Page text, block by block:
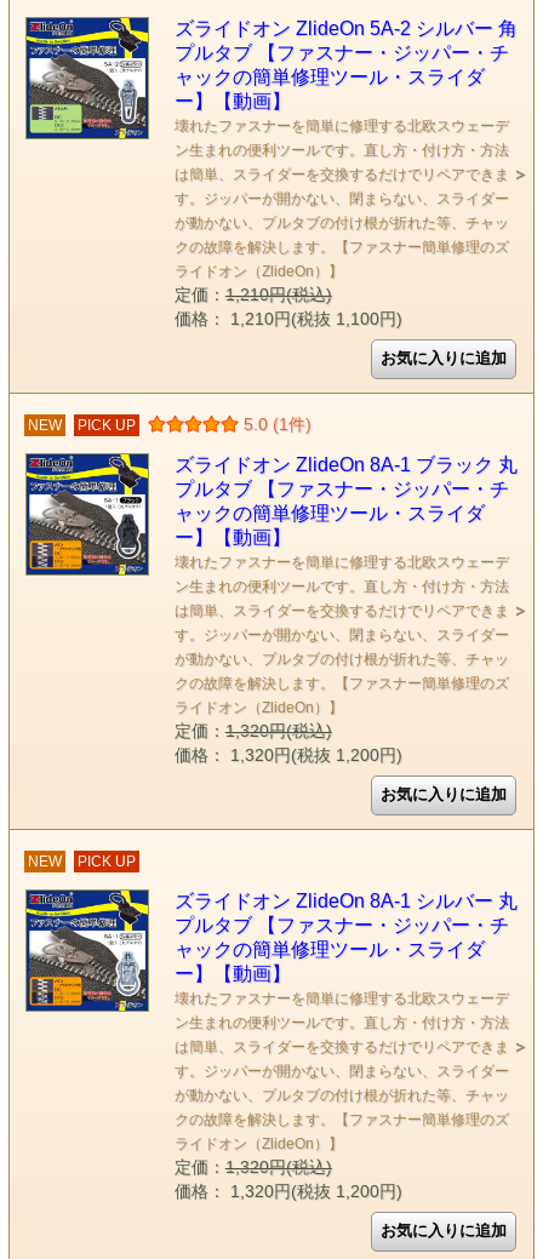
ズライドオン ZlideOn 5A-2 シルバー 角
プルタブ 【ファスナー・ジッパー・チ
ャックの簡単修理ツール・スライダ
ー】【動画】
壊れたファスナーを簡単に修理する北欧スウェーデ
ン生まれの便利ツールです。直し方・付け方・方法
は簡単、スライダーを交換するだけでリペアできま
す。ジッパーが開かない、閉まらない、スライダー
が動かない、プルタブの付け根が折れた等、チャッ
クの故障を解決します。【ファスナー簡単修理のズ
ライドオン（ZlideOn）】
定価：1,210円(税込)
価格： 1,210円(税抜 1,100円)
NEW PICK UP 5.0 (1件)
ズライドオン ZlideOn 8A-1 ブラック 丸
プルタブ 【ファスナー・ジッパー・チ
ャックの簡単修理ツール・スライダ
ー】【動画】
壊れたファスナーを簡単に修理する北欧スウェーデ
ン生まれの便利ツールです。直し方・付け方・方法
は簡単、スライダーを交換するだけでリペアできま
す。ジッパーが開かない、閉まらない、スライダー
が動かない、プルタブの付け根が折れた等、チャッ
クの故障を解決します。【ファスナー簡単修理のズ
ライドオン（ZlideOn）】
定価：1,320円(税込)
価格： 1,320円(税抜 1,200円)
NEW PICK UP
ズライドオン ZlideOn 8A-1 シルバー 丸
プルタブ 【ファスナー・ジッパー・チ
ャックの簡単修理ツール・スライダ
ー】【動画】
壊れたファスナーを簡単に修理する北欧スウェーデ
ン生まれの便利ツールです。直し方・付け方・方法
は簡単、スライダーを交換するだけでリペアできま
す。ジッパーが開かない、閉まらない、スライダー
が動かない、プルタブの付け根が折れた等、チャッ
クの故障を解決します。【ファスナー簡単修理のズ
ライドオン（ZlideOn）】
定価：1,320円(税込)
価格： 1,320円(税抜 1,200円)